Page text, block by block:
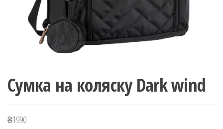
Сумка на коляску Dark wind
₴1990